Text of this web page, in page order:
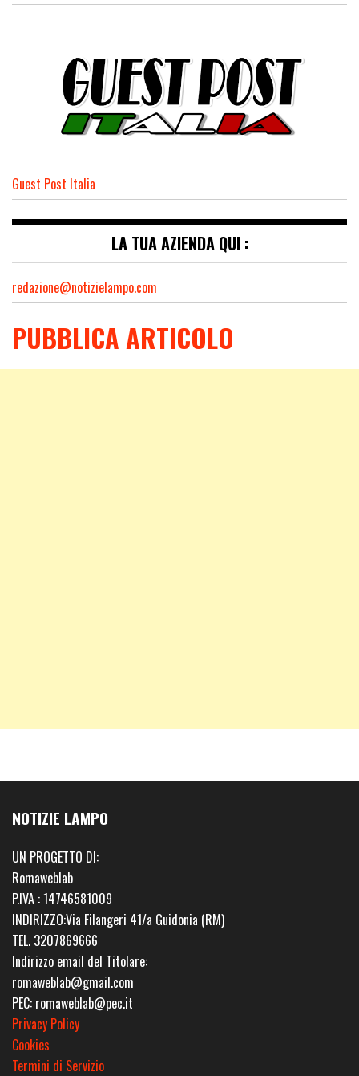
Guest Post Italia
LA TUA AZIENDA QUI :
redazione@notizielampo.com
PUBBLICA ARTICOLO
NOTIZIE LAMPO
UN PROGETTO DI:
Romaweblab
P.IVA : 14746581009
INDIRIZZO:Via Filangeri 41/a Guidonia (RM)
TEL. 3207869666
Indirizzo email del Titolare:
romaweblab@gmail.com
PEC: romaweblab@pec.it
Privacy Policy
Cookies
Termini di Servizio